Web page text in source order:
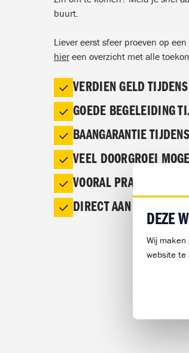
DEZE
Wij
website te
buurt.
Liever eerst sfeer proeven op
hier een overzicht met alle
VERDIEN GELD
GOEDE BEGELEIDING
BAANGARANTIE
VEEL DOORGROEI
VOORAL PRAKTIJK,
DIRECT AAN DE SLAG